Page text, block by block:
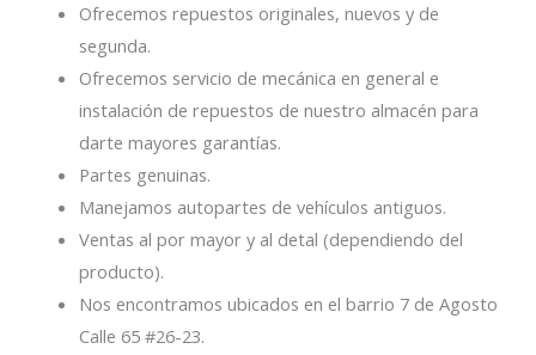
Ofrecemos repuestos originales, nuevos y de
segunda.
Ofrecemos servicio de mecánica en general e
instalación de repuestos de nuestro almacén para
darte mayores garantías.
Partes genuinas.
Manejamos autopartes de vehículos antiguos.
Ventas al por mayor y al detal (dependiendo del
producto).
Nos encontramos ubicados en el barrio 7 de Agosto
Calle 65 #26-23.